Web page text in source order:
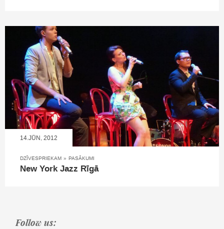
14.JŪN, 2012
DZĪVESPRIEKAM » PASĀKUMI
New York Jazz Rīgā
Follow us: